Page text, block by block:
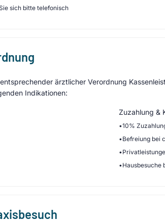
sich bitte telefonisch
ärztlicher Verordnung
Indikationen:
Zuzahlung &
•10%
•Befreiung bei
•
•Hausbesuche